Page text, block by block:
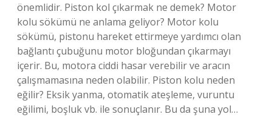
önemlidir. Piston kol çıkarmak ne demek? Motor
kolu sökümü ne anlama geliyor? Motor kolu
sökümü, pistonu hareket ettirmeye yardımcı olan
bağlantı çubuğunu motor bloğundan çıkarmayı
içerir. Bu, motora ciddi hasar verebilir ve aracın
çalışmamasına neden olabilir. Piston kolu neden
eğilir? Eksik yanma, otomatik ateşleme, vuruntu
eğilimi, boşluk vb. ile sonuçlanır. Bu da şuna yol…